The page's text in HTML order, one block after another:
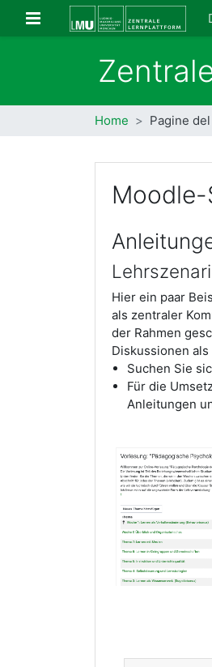
Vai al contenuto principale
Pannello laterale
Home Pagine
Hier ein paar
als zentraler
der Rahmen
Diskussionen
Suchen Sie
Für die
Anleitungen